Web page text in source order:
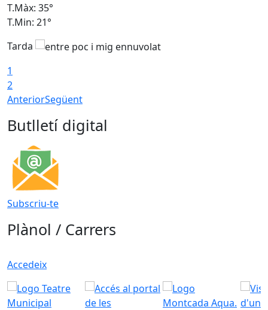
T.Màx: 35°
T.Min: 21°
Tarda
1
2
AnteriorSegüent
Butlletí digital
Subscriu-te
Plànol / Carrers
Accedeix